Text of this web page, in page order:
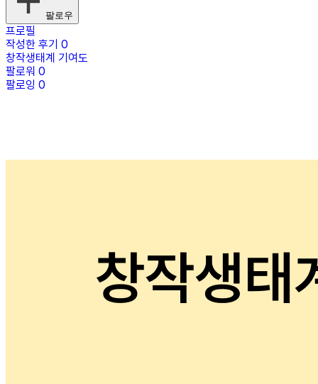
팔로우
프로필
작성한 후기 0
창작생태계 기여도
팔로워 0
팔로잉 0